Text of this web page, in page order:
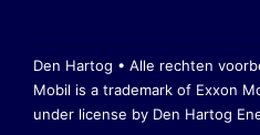
Den Hartog • Alle rechten
Mobil is a trademark of Exxon
under license by Den Hartog